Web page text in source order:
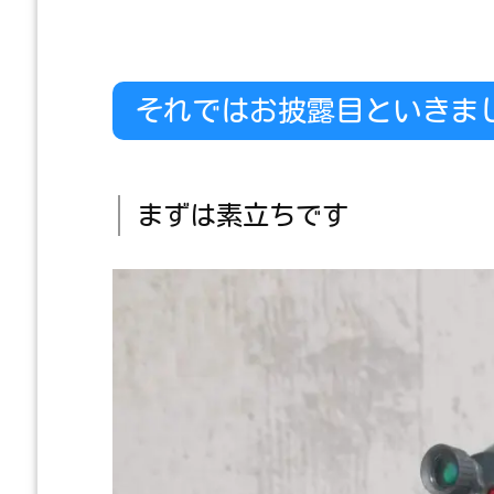
それではお披露目といきま
まずは素立ちです